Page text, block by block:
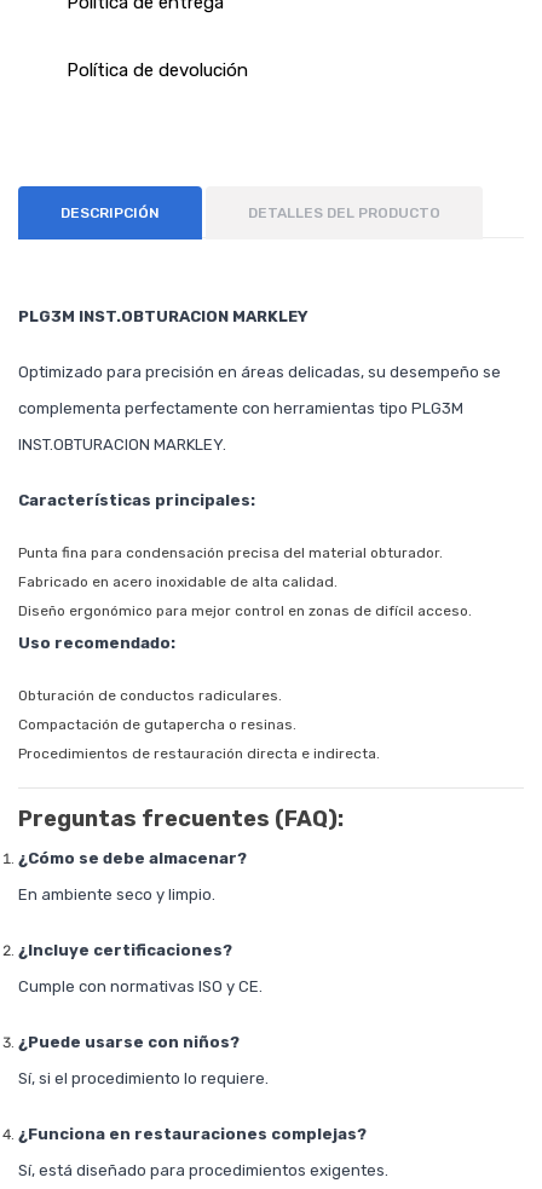
Política de devolución
DESCRIPCIÓN DETALLES DEL PRODUCTO
PLG3M INST.OBTURACION MARKLEY
Optimizado para precisión en áreas delicadas, su desempeño se
complementa perfectamente con herramientas tipo PLG3M
INST.OBTURACION MARKLEY.
Características principales:
Punta fina para condensación precisa del material obturador.
Fabricado en acero inoxidable de alta calidad.
Diseño ergonómico para mejor control en zonas de difícil acceso.
Uso recomendado:
Obturación de conductos radiculares.
Compactación de gutapercha o resinas.
Procedimientos de restauración directa e indirecta.
Preguntas frecuentes (FAQ):
¿Cómo se debe almacenar?
En ambiente seco y limpio.
¿Incluye certificaciones?
Cumple con normativas ISO y CE.
¿Puede usarse con niños?
Sí, si el procedimiento lo requiere.
¿Funciona en restauraciones complejas?
Sí, está diseñado para procedimientos exigentes.